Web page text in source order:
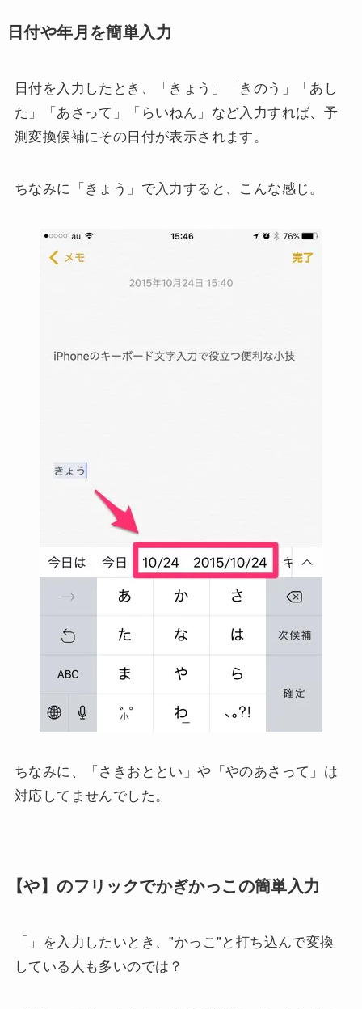
日付や年月を簡単入力
日付を入力したとき、「きょう」「きのう」「あし
た」「あさって」「らいねん」など入力すれば、予
測変換候補にその日付が表示されます。
ちなみに「きょう」で入力すると、こんな感じ。
ちなみに、「さきおととい」や「やのあさって」は
対応してませんでした。
【や】のフリックでかぎかっこの簡単入力
「」を入力したいとき、”かっこ”と打ち込んで変換
している人も多いのでは？